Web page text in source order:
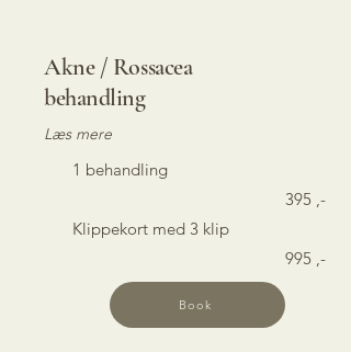
Akne / Rossacea
behandling
Læs mere
1 behandling
395 ,-
Klippekort med 3 klip
995 ,-
Book